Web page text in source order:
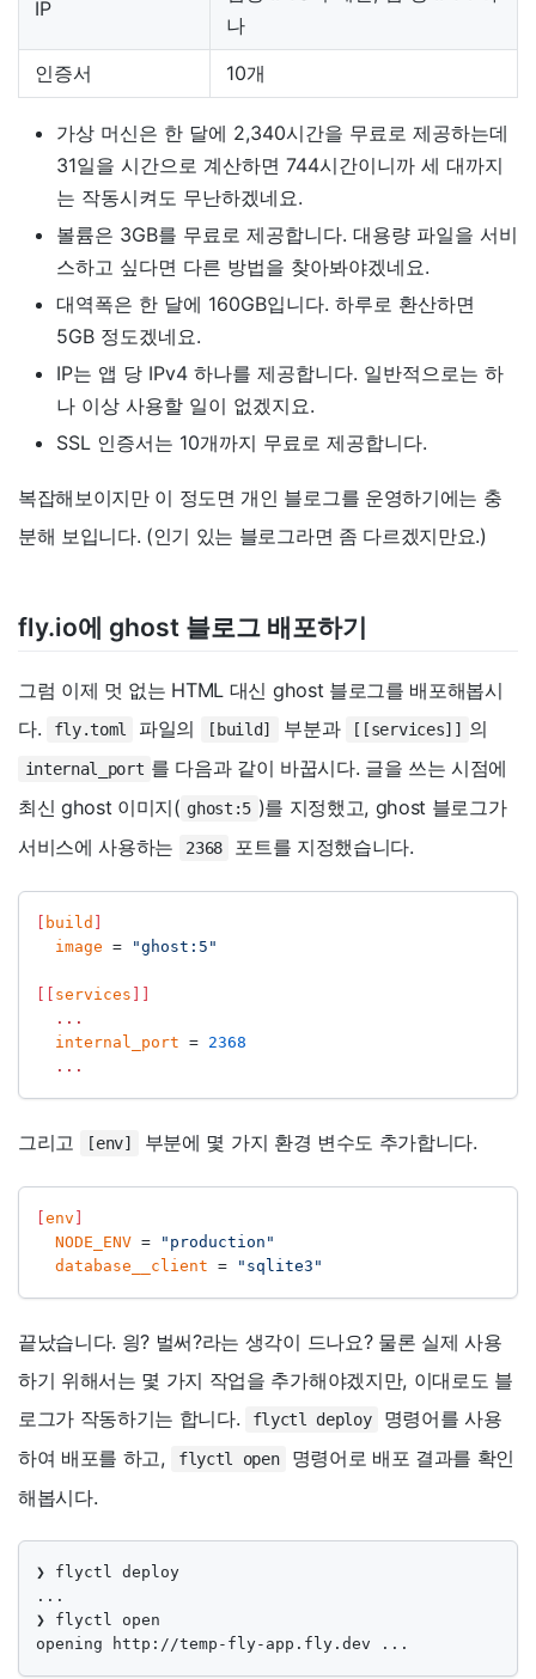
IP
나
인증서
10개
가상 머신은 한 달에 2,340시간을 무료로 제공하는데
31일을 시간으로 계산하면 744시간이니까 세 대까지
는 작동시켜도 무난하겠네요.
볼륨은 3GB를 무료로 제공합니다. 대용량 파일을 서비
스하고 싶다면 다른 방법을 찾아봐야겠네요.
대역폭은 한 달에 160GB입니다. 하루로 환산하면
5GB 정도겠네요.
IP는 앱 당 IPv4 하나를 제공합니다. 일반적으로는 하
나 이상 사용할 일이 없겠지요.
SSL 인증서는 10개까지 무료로 제공합니다.
복잡해보이지만 이 정도면 개인 블로그를 운영하기에는 충
분해 보입니다. (인기 있는 블로그라면 좀 다르겠지만요.)
fly.io에 ghost 블로그 배포하기
그럼 이제 멋 없는 HTML 대신 ghost 블로그를 배포해봅시
다.
fly.toml 파일의 [build] 부분과 [[services]] 의
internal_port 를 다음과 같이 바꿉시다. 글을 쓰는 시점에
최신 ghost 이미지( ghost:5 )를 지정했고, ghost 블로그가
서비스에 사용하는
2368 포트를 지정했습니다.
build
image = "ghost:5"
services
...
internal_port = 2368
...
그리고 [env] 부분에 몇 가지 환경 변수도 추가합니다.
env
NODE_ENV =
"production"
database__client = "sqlite3"
끝났습니다. 읭? 벌써?라는 생각이 드나요? 물론 실제 사용
하기 위해서는 몇 가지 작업을 추가해야겠지만, 이대로도 블
로그가 작동하기는 합니다.
flyctl deploy
명령어를 사용
하여 배포를 하고,
flyctl open
명령어로 배포 결과를 확인
해봅시다.
❯ flyctl deploy
...
❯ flyctl open
opening http://temp-fly-app.fly.dev ...